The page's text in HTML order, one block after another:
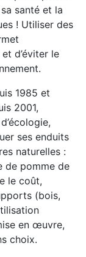
santé et la
! Utiliser des
d’éviter le
1985 et
2001,
ses enduits
naturelles :
de pomme de
le coût,
(bois,
en œuvre,
choix.